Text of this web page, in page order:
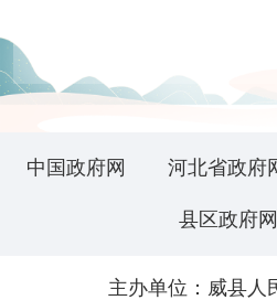
中国政府网 河北省政府
县区政府
主办单位：威县人